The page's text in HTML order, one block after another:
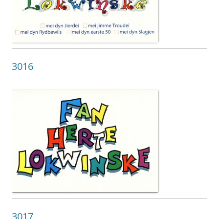
3016
3017